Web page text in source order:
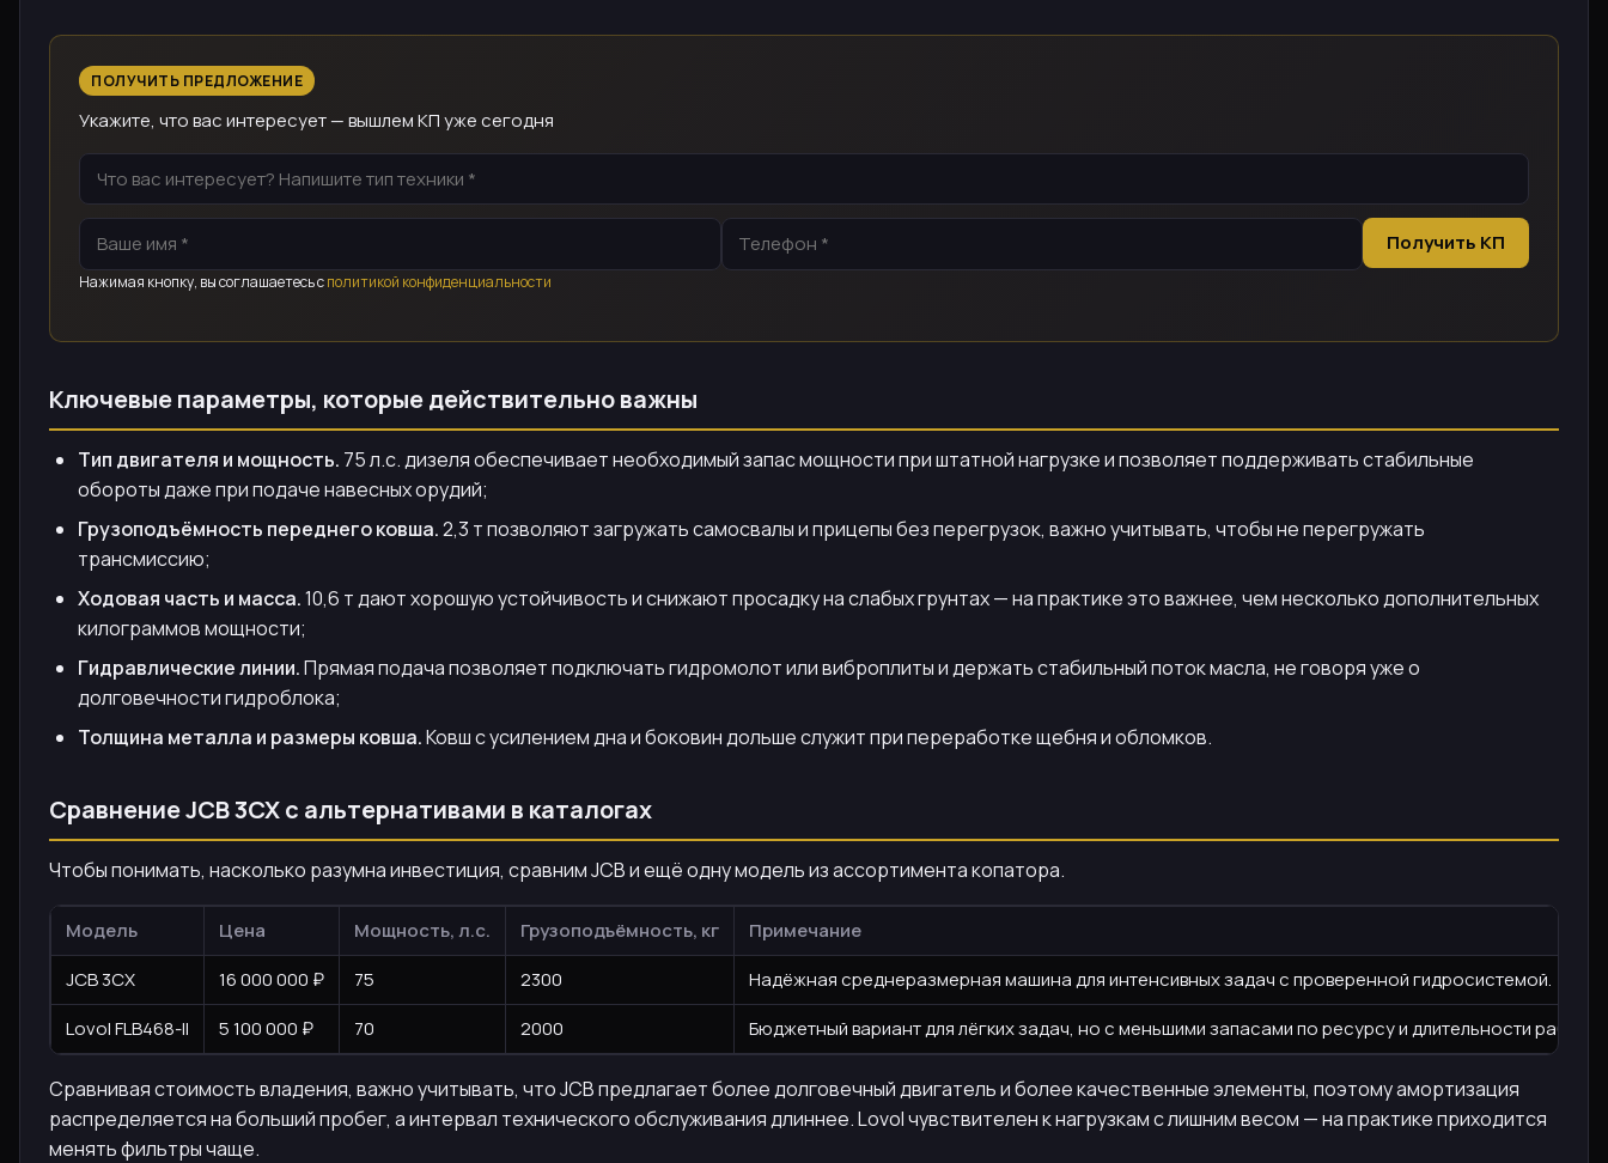
ПОЛУЧИТЬ ПРЕДЛОЖЕНИЕ
Укажите, что вас интересует — вышлем КП уже сегодня
Получить КП
Нажимая кнопку, вы соглашаетесь сполитикой конфиденциальности
Ключевые параметры, которые действительно важны
Тип двигателя и мощность. 75 л.с. дизеля обеспечивает необходимый запас мощности при штатной нагрузке и позволяет поддерживать стабильные
обороты даже при подаче навесных орудий;
Грузоподъёмность переднего ковша.2,3 т позволяют загружать самосвалы и прицепы без перегрузок, важно учитывать, чтобы не перегружать
трансмиссию;
Ходовая часть и масса.10,6 т дают хорошую устойчивость и снижают просадку на слабых грунтах — на практике это важнее, чем несколько дополнительных
килограммов мощности;
Гидравлические линии.Прямая подача позволяет подключать гидромолот или виброплиты и держать стабильный поток масла, не говоря уже о
долговечности гидроблока;
Толщина металла и размеры ковша.Ковш с усилением дна и боковин дольше служит при переработке щебня и обломков.
Сравнение JCB 3CX с альтернативами в каталогах
Чтобы понимать, насколько разумна инвестиция, сравним JCB и ещё одну модель из ассортимента копатора.
Модель Цена Мощность, л.с. Грузоподъёмность, кг
Примечание
JCB 3CX
16 000 000 ₽ 75 2300
Надёжная среднеразмерная машина для интенсивных задач с проверенной гидросистемой.
Lovol FLB468-II
5 100 000 ₽ 70 2000 Бюджетный вариант для лёгких задач, но с меньшими запасами по ресурсу и длительности работы.
Сравнивая стоимость владения, важно учитывать, что JCB предлагает более долговечный двигатель и более качественные элементы, поэтому амортизация
распределяется на больший пробег, а интервал технического обслуживания длиннее. Lovol чувствителен к нагрузкам с лишним весом — на практике приходится
менять фильтры чаще.